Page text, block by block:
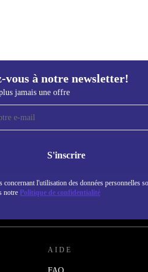
vous à notre newsletter!
jamais une offre
S'inscrire
concernant l'utilisation des données personnelles
notre Politique de confidentialité
de
Retrouvez les informations sur
NEW.
AIDE